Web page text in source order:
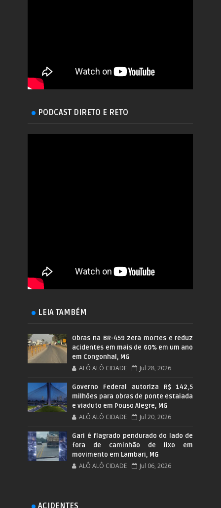
PODCAST DIRETO E RETO
LEIA TAMBÉM
Obras na BR-459 zera mortes e reduz
acidentes em mais de 60% em um ano
em Congonhal, MG
ALÔ ALÔ CIDADE Jul 28, 2026
Governo Federal autoriza R$ 142,5
milhões para obras de ponte estaiada
e viaduto em Pouso Alegre, MG
ALÔ ALÔ CIDADE Jul 20, 2026
Gari é flagrado pendurado do lado de
fora de caminhão de lixo em
movimento em Lambari, MG
ALÔ ALÔ CIDADE Jul 06, 2026
ACIDENTES